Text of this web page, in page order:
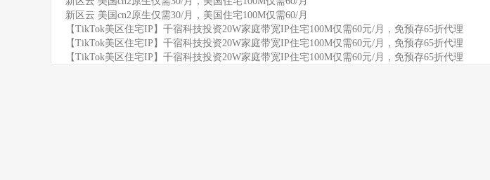
新区云 美国cn2原生仅需30/月，美国住宅100M仅需60/月
【TikTok美区住宅IP】千宿科技投资20W家庭带宽IP住宅100M仅需60元/月，免预存65折代理
【TikTok美区住宅IP】千宿科技投资20W家庭带宽IP住宅100M仅需60元/月，免预存65折代理
【TikTok美区住宅IP】千宿科技投资20W家庭带宽IP住宅100M仅需60元/月，免预存65折代理